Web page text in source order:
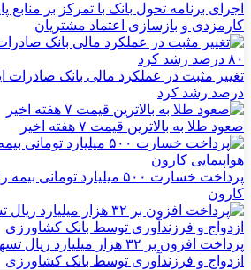
اجرای برنامه تحول بانک با تمرکز بر منابع
کارمزدی و بازسازی اعتماد مشتریان
درصد رشد کرد
صعود طلا به بالاترین قیمت ۷ هفته اخیر
پرداخت خسارت ۵۰۰ میلیارد
کارون
پرداخت افزون بر ۳۲ هزار
ازدواج و فرزندآوری توسط بانک کشاورزی